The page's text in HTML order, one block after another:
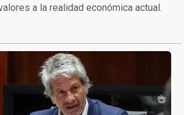
a la realidad económica actual.